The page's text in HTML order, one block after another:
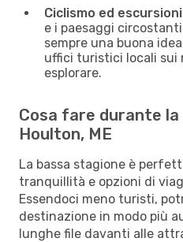
Ciclismo ed
e i paesaggi
sempre una buona
uffici turistici locali sui
esplorare.
Cosa fare durante
Houlton, ME
La bassa stagione è
tranquillità e opzioni di
Essendoci meno turisti,
destinazione in modo più
lunghe file davanti alle